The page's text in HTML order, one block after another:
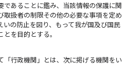
であることに鑑み、当該情報の保護に関
取扱者の制限その他の必要な事項を定め
いの防止を図り、もって我が国及び国民
を目的とする。
「行政機関」とは、次に掲げる機関をい